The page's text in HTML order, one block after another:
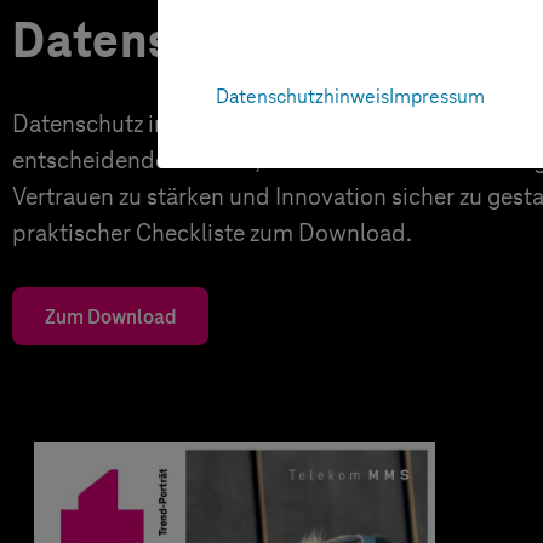
DatenschutzhinweisImpressum
Datenschutz in KI-
Datenschutz in KI-Projekten leicht gemacht:
entscheidende Schritte, um rechtliche
Vertrauen zu stärken und Innovation sicher zu
praktischer Checkliste zum Download.
Zum Download